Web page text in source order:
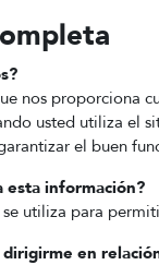
nos proporciona
usted utiliza el
el buen
esta información?
utiliza para
en